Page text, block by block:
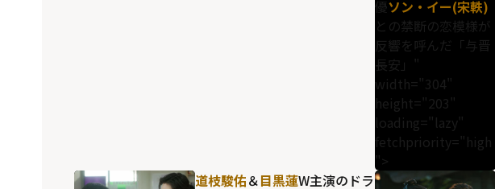
優ソン・イー(宋軼)
との禁断の恋模様が
反響を呼んだ「与晋
長安」"
width="304"
height="203"
loading="lazy"
fetchpriority="high
">
道枝駿佑＆目黒蓮W主演のドラ